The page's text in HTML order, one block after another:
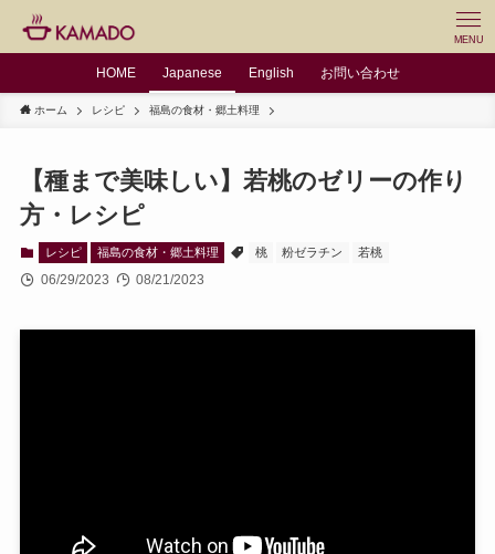
MENU
HOME Japanese English お問い合わせ
ホーム レシピ 福島の食材・郷土料理
【種まで美味しい】若桃のゼリーの作り
方・レシピ
レシピ 福島の食材・郷土料理 桃 粉ゼラチン 若桃
06/29/2023 08/21/2023